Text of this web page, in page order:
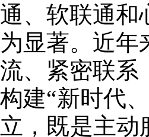
通、软联通和
为显著。近年
流、紧密联系
构建“新时代
立，既是主动